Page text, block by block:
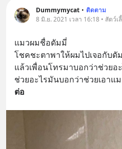
Dummymycat • ติดตาม
8 มิ.ย. 2021 เวลา 16:18 • สัตว์เ
แมวผมชื่อดัมมี่
โชคชะตาพาให้ผมไปเจอกับ
แล้วเพื่อนโทรมาบอกว่าช่วยอ
ช่วยอะไรมันบอกว่าช่วยเอาแ
ต่อ